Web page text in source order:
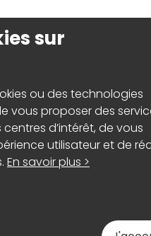
sur
ou des technologies
vous proposer des
d’intérêt, de vous
utilisateur et de
En savoir plus >